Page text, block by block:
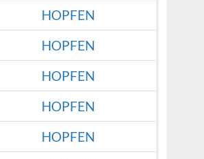
HOPFEN
HOPFEN
HOPFEN
HOPFEN
HOPFEN